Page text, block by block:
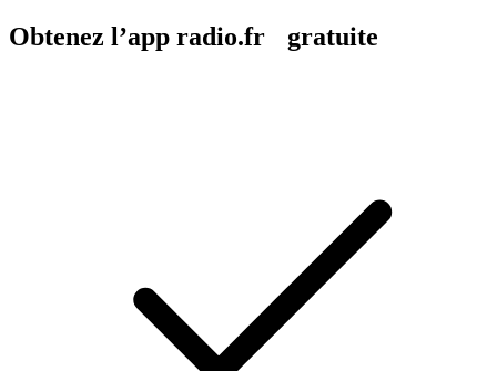
Obtenez l’app radio.fr gratuite